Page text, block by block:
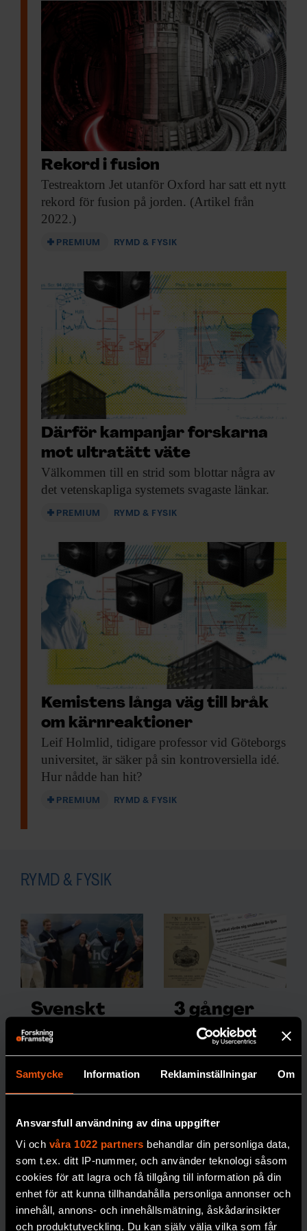
Samtycke Information Reklaminställningar Om
Ansvarsfull användning av dina uppgifter
Vi och våra 1022 partners behandlar din personliga data,
som t.ex. ditt IP-nummer, och använder teknologi såsom
cookies för att lagra och få tillgång till information på din
enhet för att kunna tillhandahålla personliga annonser och
innehåll, annons- och innehållsmätning, åskådarinsikter
och produktutveckling. Du kan själv välja vilka som får
Rekord i fusion
Testreaktorn Jet utanför Oxford har satt ett nytt
rekord för fusion på jorden. (Artikel från
2022.)
PREMIUM RYMD & FYSIK
Därför kampanjar forskarna
mot ultratätt väte
Välkommen till en strid som blottar några av
det vetenskapliga systemets svagaste länkar.
PREMIUM RYMD & FYSIK
Kemistens långa väg till bråk
om kärnreaktioner
Leif Holmlid, tidigare professor vid Göteborgs
universitet, är säker på sin kontroversiella idé.
Hur nådde han hit?
PREMIUM RYMD & FYSIK
RYMD & FYSIK
Svenskt
guld i
internation
ella
fysikolympi
guldmedalj för
Sverige i den
internationella
fysikolympiaden.
PREMIUM
3 gånger
när
forskare
haft helt fel
Ibland är forskarnas
spektakulära än
vanligt.
FYSIK